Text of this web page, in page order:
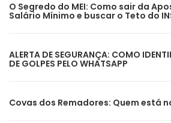
O Segredo do MEI: Como sair da
Salário Mínimo e buscar o Teto do
ALERTA DE SEGURANÇA: COMO
DE GOLPES PELO WHATSAPP
Covas dos Remadores: Quem está